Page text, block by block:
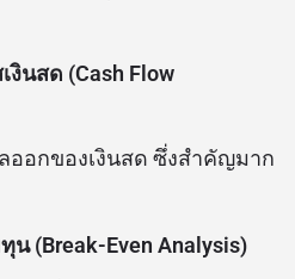
งินสด (Cash Flow
ออกของเงินสด ซึ่งสำคัญมาก
น (Break-Even Analysis)